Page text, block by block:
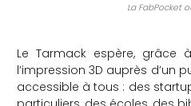
La FabPocket
Le Tarmack espère, grâce
l’impression 3D auprès d’un
accessible à tous : des